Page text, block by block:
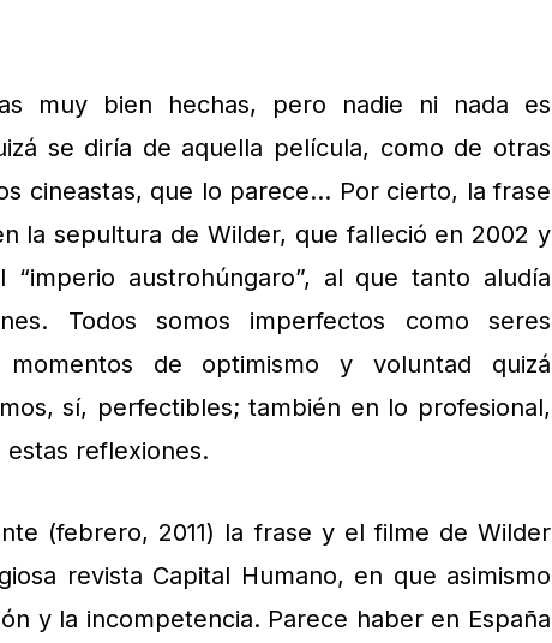
muy bien hechas, pero nadie ni nada es
se diría de aquella película, como de otras
cineastas, que lo parece… Por cierto, la frase
la sepultura de Wilder, que falleció en 2002 y
austrohúngaro”, al que tanto aludía
Todos somos imperfectos como seres
de optimismo y voluntad quizá
sí, perfectibles; también en lo profesional,
reflexiones.
(febrero, 2011) la frase y el filme de Wilder
revista Capital Humano, en que asimismo
y la incompetencia. Parece haber en España